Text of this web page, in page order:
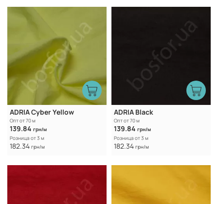
ADRIA Cyber Yellow
Опт от 70 м
139.84 грн/м
Розница от 3 м
182.34 грн/м
ADRIA Black
Опт от 70 м
139.84 грн/м
Розница от 3 м
182.34 грн/м